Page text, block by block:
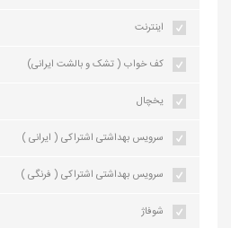
اینترنت
کف خواب ( تشک و بالشت ایرانی)
یخچال
سرویس بهداشتی اشتراکی ( ایرانی )
سرویس بهداشتی اشتراکی ( فرنگی )
شوفاژ